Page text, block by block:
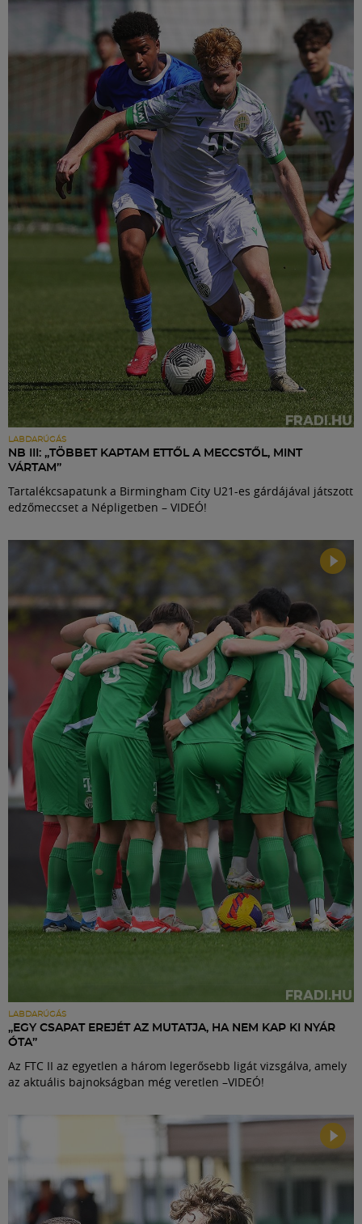
LABDARÚGÁS
NB III: „TÖBBET KAPTAM ETTŐL A MECCSTŐL, MINT
VÁRTAM”
Tartalékcsapatunk a Birmingham City U21-es gárdájával játszott
edzőmeccset a Népligetben – VIDEÓ!
LABDARÚGÁS
„EGY CSAPAT EREJÉT AZ MUTATJA, HA NEM KAP KI NYÁR
ÓTA”
Az FTC II az egyetlen a három legerősebb ligát vizsgálva, amely
az aktuális bajnokságban még veretlen –VIDEÓ!